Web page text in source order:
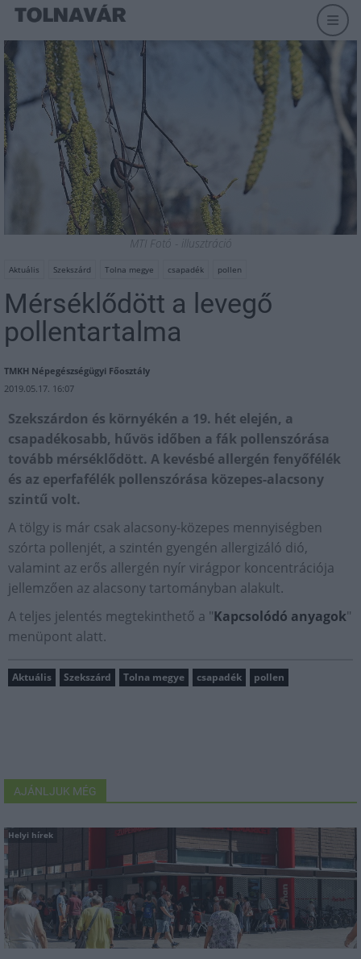
MTI Fotó - illusztráció
Aktuális Szekszárd Tolna megye csapadék pollen
Mérséklődött a levegő
pollentartalma
TMKH Népegészségügyi Főosztály
2019.05.17. 16:07
Szekszárdon és környékén a 19. hét elején, a
csapadékosabb, hűvös időben a fák pollenszórása
tovább mérséklődött. A kevésbé allergén fenyőfélék
és az eperfafélék pollenszórása közepes-alacsony
szintű volt.
A tölgy is már csak alacsony-közepes mennyiségben
szórta pollenjét, a szintén gyengén allergizáló dió,
valamint az erős allergén nyír virágpor koncentrációja
jellemzően az alacsony tartományban alakult.
A teljes jelentés megtekinthető a "Kapcsolódó anyagok"
menüpont alatt.
Aktuális Szekszárd Tolna megye csapadék pollen
AJÁNLJUK MÉG
Helyi hírek